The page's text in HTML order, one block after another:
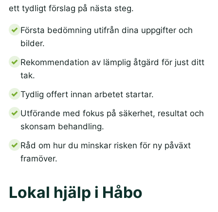
ett tydligt förslag på nästa steg.
Första bedömning utifrån dina uppgifter och
bilder.
Rekommendation av lämplig åtgärd för just ditt
tak.
Tydlig offert innan arbetet startar.
Utförande med fokus på säkerhet, resultat och
skonsam behandling.
Råd om hur du minskar risken för ny påväxt
framöver.
Lokal hjälp i Håbo